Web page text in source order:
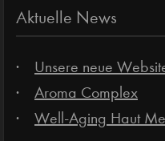
Aktuelle News
Unsere neue
Aroma Complex
Well-Aging Haut